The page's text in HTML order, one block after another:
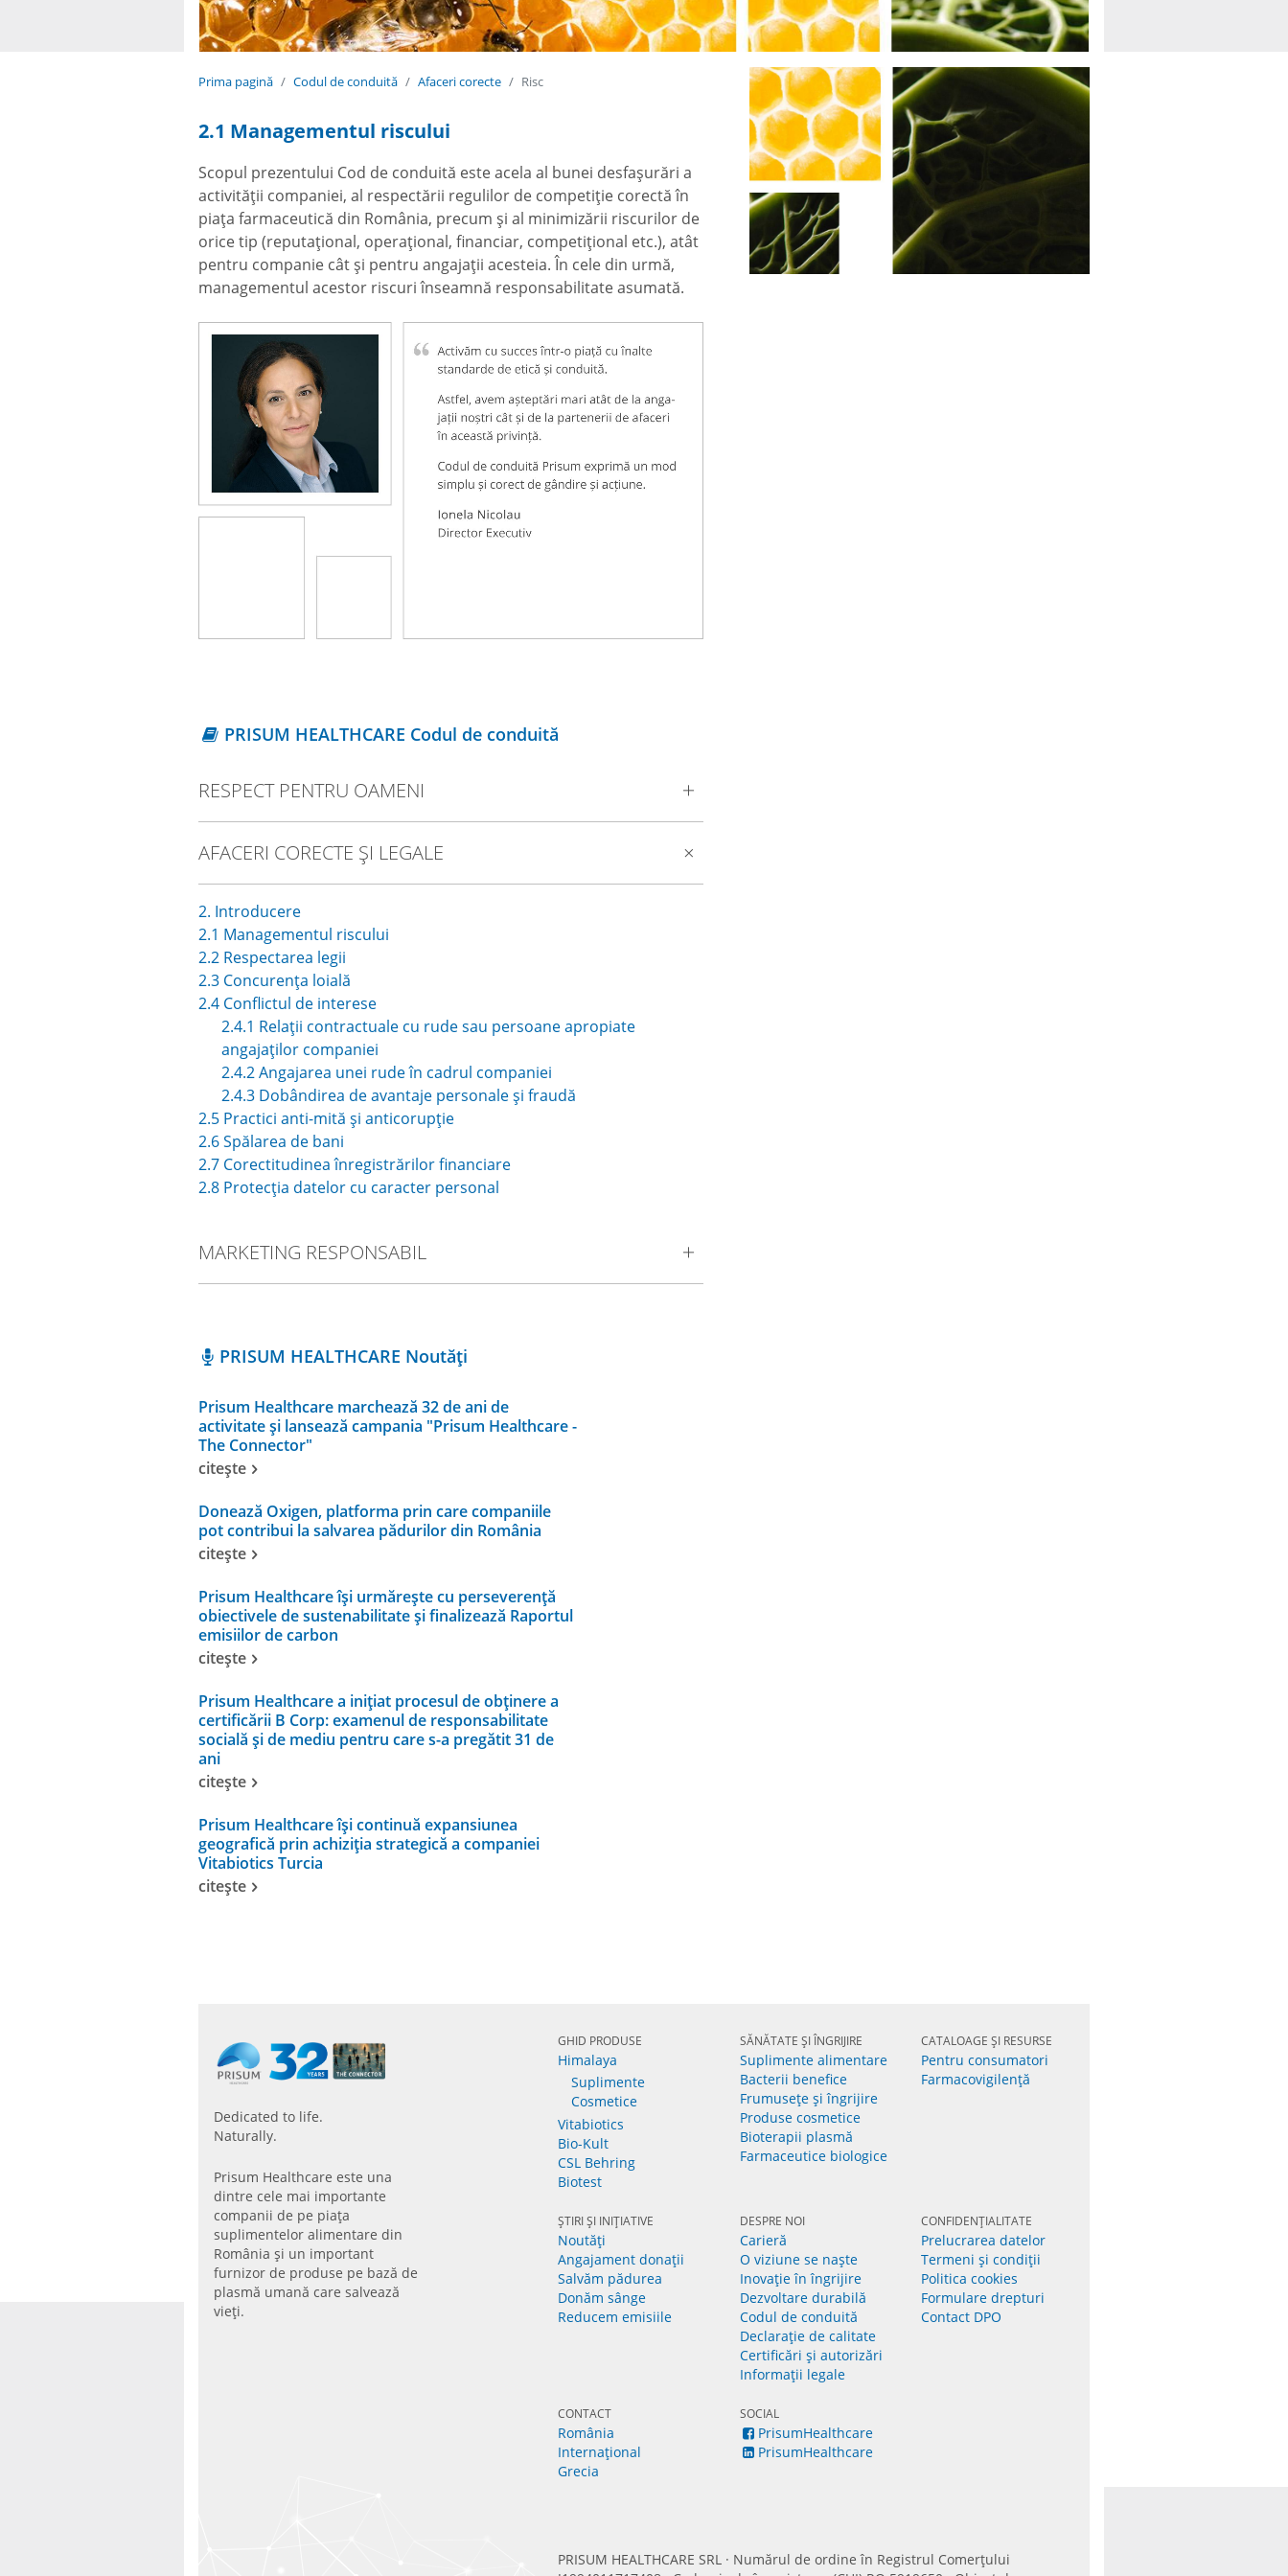
Prima pagină Codul de conduită Afaceri corecte Risc
2.1 Managementul riscului
Scopul prezentului Cod de conduită este acela al bunei desfașurări a
activității companiei, al respectării regulilor de competiție corectă în
piața farmaceutică din România, precum și al minimizării riscurilor de
orice tip (reputațional, operațional, financiar, competițional etc.), atât
pentru companie cât și pentru angajații acesteia. În cele din urmă,
managementul acestor riscuri înseamnă responsabilitate asumată.
PRISUM HEALTHCARE Codul de conduită
RESPECT PENTRU OAMENI
AFACERI CORECTE ȘI LEGALE
2. Introducere
2.1 Managementul riscului
2.2 Respectarea legii
2.3 Concurența loială
2.4 Conflictul de interese
2.4.1 Relații contractuale cu rude sau persoane apropiate
angajaților companiei
2.4.2 Angajarea unei rude în cadrul companiei
2.4.3 Dobândirea de avantaje personale și fraudă
2.5 Practici anti-mită și anticorupție
2.6 Spălarea de bani
2.7 Corectitudinea înregistrărilor financiare
2.8 Protecția datelor cu caracter personal
MARKETING RESPONSABIL
PRISUM HEALTHCARE Noutăți
Prisum Healthcare marchează 32 de ani de
activitate și lansează campania "Prisum Healthcare -
The Connector"
citește
Donează Oxigen, platforma prin care companiile
pot contribui la salvarea pădurilor din România
citește
Prisum Healthcare își urmărește cu perseverență
obiectivele de sustenabilitate și finalizează Raportul
emisiilor de carbon
citește
Prisum Healthcare a inițiat procesul de obținere a
certificării B Corp: examenul de responsabilitate
socială și de mediu pentru care s-a pregătit 31 de
ani
citește
Prisum Healthcare își continuă expansiunea
geografică prin achiziția strategică a companiei
Vitabiotics Turcia
citește
Dedicated to life.
Naturally.
Prisum Healthcare este una
dintre cele mai importante
companii de pe piaţa
suplimentelor alimentare din
România și un important
furnizor de produse pe bază de
plasmă umană care salvează
vieţi.
GHID PRODUSE
Himalaya
Suplimente
Cosmetice
Vitabiotics
Bio-Kult
CSL Behring
Biotest
SĂNĂTATE ȘI ÎNGRIJIRE
Suplimente alimentare
Bacterii benefice
Frumusețe și îngrijire
Produse cosmetice
Bioterapii plasmă
Farmaceutice biologice
CATALOAGE ȘI RESURSE
Pentru consumatori
Farmacovigilenţă
ȘTIRI ȘI INIȚIATIVE
Noutăți
Angajament donații
Salvăm pădurea
Donăm sânge
Reducem emisiile
DESPRE NOI
Carieră
O viziune se naște
Inovație în îngrijire
Dezvoltare durabilă
Codul de conduită
Declarație de calitate
Certificări și autorizări
Informații legale
CONFIDENȚIALITATE
Prelucrarea datelor
Termeni și condiții
Politica cookies
Formulare drepturi
Contact DPO
CONTACT
România
Internațional
Grecia
SOCIAL
PrisumHealthcare
PrisumHealthcare
PRISUM HEALTHCARE SRL · Numărul de ordine în Registrul Comerțului